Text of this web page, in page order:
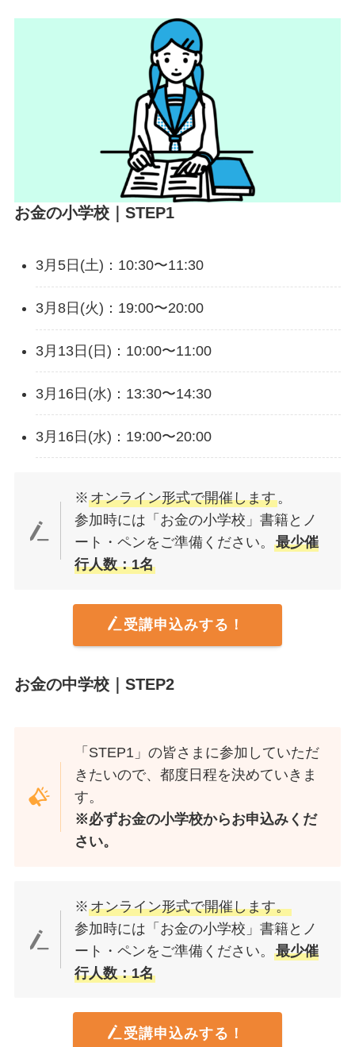
お金の小学校｜STEP1
3月5日(土)：10:30〜11:30
3月8日(火)：19:00〜20:00
3月13日(日)：10:00〜11:00
3月16日(水)：13:30〜14:30
3月16日(水)：19:00〜20:00
※オンライン形式で開催します。
参加時には「お金の小学校」書籍とノ
ート・ペンをご準備ください。最少催
行人数：1名
受講申込みする！
お金の中学校｜STEP2
「STEP1」の皆さまに参加していただ
きたいので、都度日程を決めていきま
す。
※必ずお金の小学校からお申込みくだ
さい。
※オンライン形式で開催します。
参加時には「お金の小学校」書籍とノ
ート・ペンをご準備ください。最少催
行人数：1名
受講申込みする！